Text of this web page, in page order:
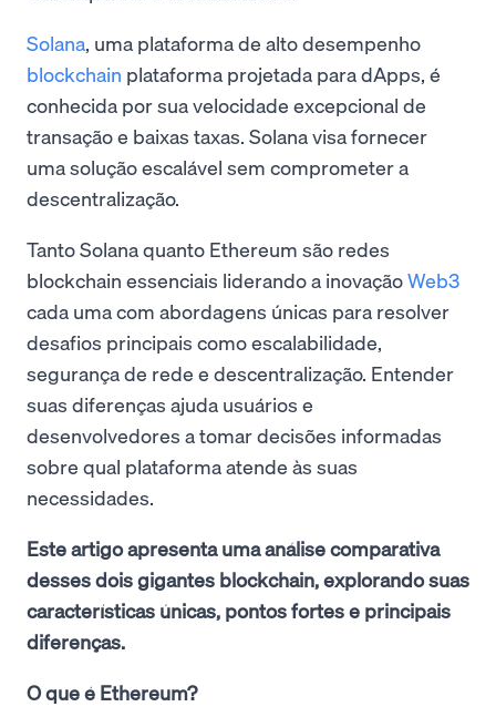
Solana, uma plataforma de alto desempenho
blockchain plataforma projetada para dApps, é
conhecida por sua velocidade excepcional de
transação e baixas taxas. Solana visa fornecer
uma solução escalável sem comprometer a
descentralização.
Tanto Solana quanto Ethereum são redes
blockchain essenciais liderando a inovaçãoWeb3
cada uma com abordagens únicas para resolver
desafios principais como escalabilidade,
segurança de rede e descentralização. Entender
suas diferenças ajuda usuários e
desenvolvedores a tomar decisões informadas
sobre qual plataforma atende às suas
necessidades.
Este artigo apresenta uma análise comparativa
desses dois gigantes blockchain, explorando suas
características únicas, pontos fortes e principais
diferenças.
O que é Ethereum?